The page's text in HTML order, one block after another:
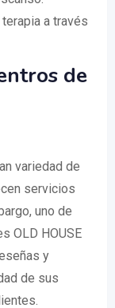
a través
de
variedad de
servicios
uno de
OLD HOUSE
y
de sus